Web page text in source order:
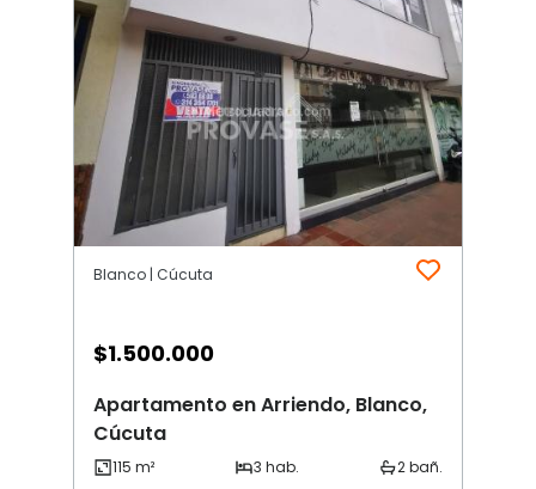
Blanco | Cúcuta
$1.500.000
Apartamento en Arriendo, Blanco,
Cúcuta